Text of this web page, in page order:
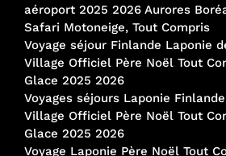
aéroport 2025 2026 Aurores
Safari Motoneige, Tout Compris
Voyage séjour Finlande Laponie
Village Officiel Père Noël Tout
Glace 2025 2026
Voyages séjours Laponie
Village Officiel Père Noël Tout
Glace 2025 2026
Voyage Laponie Père Noël Tout